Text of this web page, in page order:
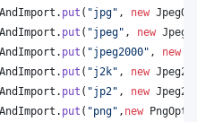
. put ( "jpg" , new
. put ( "jpeg" , new
. put ( "jpeg2000" , new
. put ( "j2k" , new
. put ( "jp2" , new
. put ( "png" , new